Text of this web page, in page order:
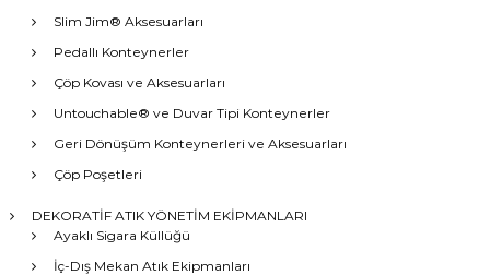
Slim Jim® Aksesuarları
Pedallı Konteynerler
Çöp Kovası ve Aksesuarları
Untouchable® ve Duvar Tipi Konteynerler
Geri Dönüşüm Konteynerleri ve Aksesuarları
Çöp Poşetleri
DEKORATİF ATIK YÖNETİM EKİPMANLARI
Ayaklı Sigara Küllüğü
İç-Dış Mekan Atık Ekipmanları